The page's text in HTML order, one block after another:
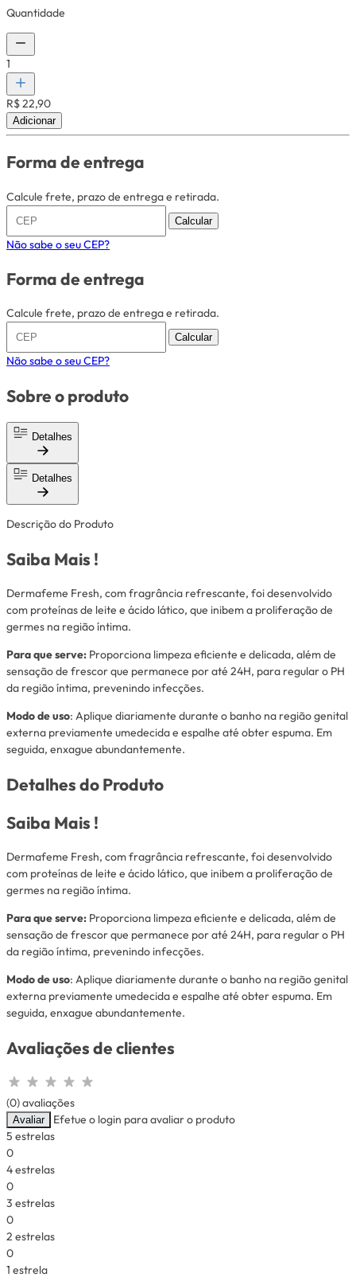
Quantidade
1
R$ 22,90
Adicionar
Forma de entrega
Calcule frete, prazo de entrega e retirada.
Calcular
Não sabe o seu CEP?
Forma de entrega
Calcule frete, prazo de entrega e retirada.
Calcular
Não sabe o seu CEP?
Sobre o produto
Detalhes
Detalhes
Descrição do Produto
Saiba Mais !
Dermafeme Fresh, com fragrância refrescante, foi desenvolvido
com proteínas de leite e ácido lático, que inibem a proliferação de
germes na região íntima.
Para que serve: Proporciona limpeza eficiente e delicada, além de
sensação de frescor que permanece por até 24H, para regular o PH
da região íntima, prevenindo infecções.
Modo de uso: Aplique diariamente durante o banho na região genital
externa previamente umedecida e espalhe até obter espuma. Em
seguida, enxague abundantemente.
Detalhes do Produto
Saiba Mais !
Dermafeme Fresh, com fragrância refrescante, foi desenvolvido
com proteínas de leite e ácido lático, que inibem a proliferação de
germes na região íntima.
Para que serve: Proporciona limpeza eficiente e delicada, além de
sensação de frescor que permanece por até 24H, para regular o PH
da região íntima, prevenindo infecções.
Modo de uso: Aplique diariamente durante o banho na região genital
externa previamente umedecida e espalhe até obter espuma. Em
seguida, enxague abundantemente.
Avaliações de clientes
(0) avaliações
Avaliar
Efetue o login para avaliar o produto
5 estrelas
0
4 estrelas
0
3 estrelas
0
2 estrelas
0
1 estrela